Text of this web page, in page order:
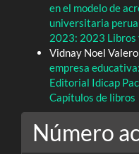
en el modelo de
universitaria
2023: 2023 Libros
Vidnay Noel
empresa
Editorial Idicap
Capítulos de libros
Número